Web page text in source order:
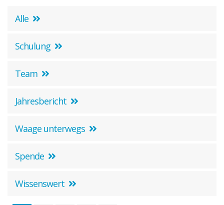
Gewalt in Beziehungen
Netzwerk HAIP
Ablauf der Beratung / Vermittlung
Alle
Schulung
Team
Jahresbericht
Waage unterwegs
Spende
Wissenswert